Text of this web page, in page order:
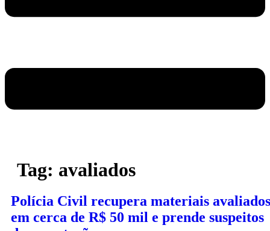
Tag: avaliados
Polícia Civil recupera materiais avaliados
em cerca de R$ 50 mil e prende suspeitos